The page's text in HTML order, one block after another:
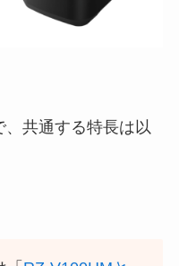
共通する特長は以